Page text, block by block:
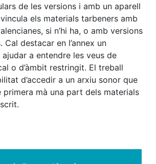
de les versions i amb un aparell
els materials tarbeners amb
si n’hi ha, o amb versions
Cal destacar en l’annex un
a entendre les veus de
o d’àmbit restringit. El treball
d’accedir a un arxiu sonor que
primera mà una part dels materials